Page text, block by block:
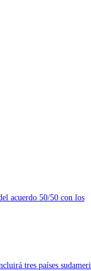
acuerdo 50/50 con los
tres países